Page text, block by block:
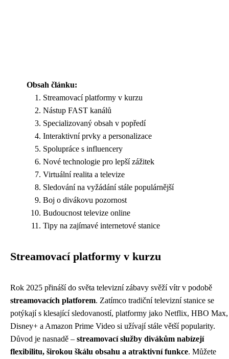
Obsah článku:
Streamovací platformy v kurzu
Nástup FAST kanálů
Specializovaný obsah v popředí
Interaktivní prvky a personalizace
Spolupráce s influencery
Nové technologie pro lepší zážitek
Virtuální realita a televize
Sledování na vyžádání stále populárnější
Boj o divákovu pozornost
Budoucnost televize online
Tipy na zajímavé internetové stanice
Streamovací platformy v kurzu
Rok 2025 přináší do světa televizní zábavy svěží vítr v podobě
streamovacích platforem. Zatímco tradiční televizní stanice se
potýkají s klesající sledovaností, platformy jako Netflix, HBO Max,
Disney+ a Amazon Prime Video si užívají stále větší popularity.
Důvod je nasnadě – streamovací služby divákům nabízejí
flexibilitu, širokou škálu obsahu a atraktivní funkce. Můžete